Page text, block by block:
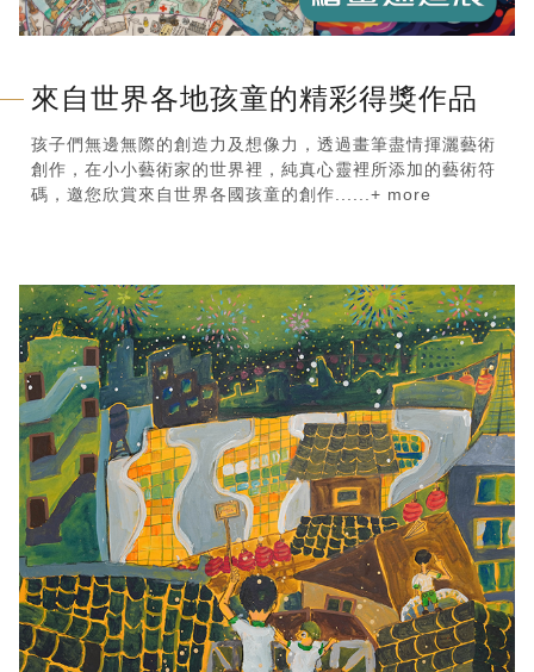
來自世界各地孩童的精彩得獎作品
孩子們無邊無際的創造力及想像力，透過畫筆盡情揮灑藝術
創作，在小小藝術家的世界裡，純真心靈裡所添加的藝術符
碼，邀您欣賞來自世界各國孩童的創作......+ more